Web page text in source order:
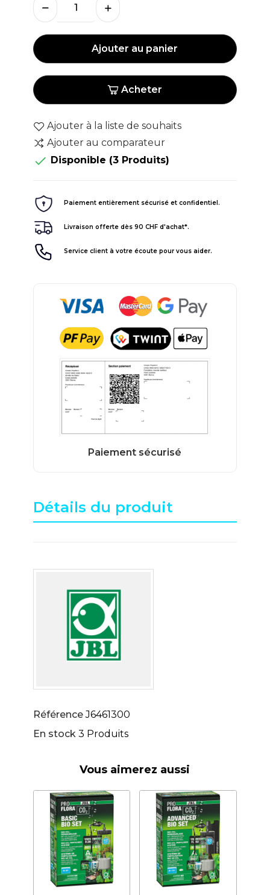
Ajouter au panier
Acheter
Ajouter à la liste de souhaits
Ajouter au comparateur
 Disponible (3 Produits)
Paiement entièrement sécurisé et confidentiel.
Livraison offerte dès 90 CHF d'achat*.
Service client à votre écoute pour vous aider.
Détails du produit
Référence J6461300
En stock 3 Produits
Vous aimerez aussi